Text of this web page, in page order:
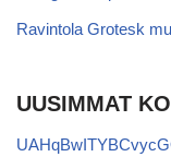
Ravintola Grotesk
UUSIMMAT